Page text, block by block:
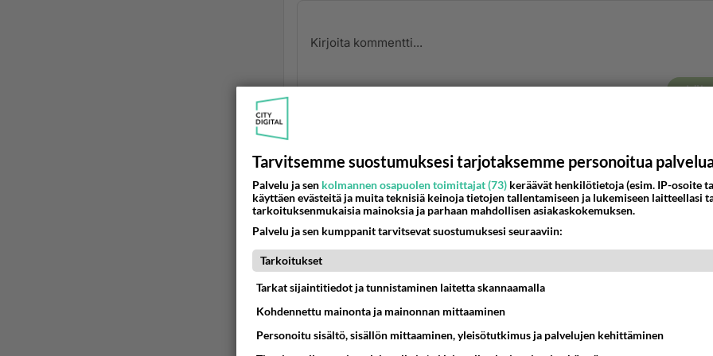
Harrastus alkuun? Liikunnallinen olisi hyvä. On toki muutakin.
ulko-ovi aukeaa ulospäin.
Äänestä
Anonyymi
2024-02-27 02:22:14
elämänrytmin rakentaminen.
Tarvitsemme suostumuksesi tarjotaksemme personoitua
Palvelu ja sen kolmannen osapuolen toimittajat (73) keräävät henkilötietoja (esim. IP-osoite
käyttäen evästeitä ja muita teknisiä keinoja tietojen tallentamiseen ja lukemiseen laitteellasi
tarkoituksenmukaisia mainoksia ja parhaan mahdollisen asiakaskokemuksen.
Palvelu ja sen kumppanit tarvitsevat suostumuksesi seuraaviin:
Tarkoitukset
Tarkat sijaintitiedot ja tunnistaminen laitetta skannaamalla
Kohdennettu mainonta ja mainonnan mittaaminen
Personoitu sisältö, sisällön mittaaminen, yleisötutkimus ja palvelujen kehittäminen